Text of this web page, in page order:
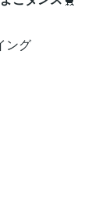
ング